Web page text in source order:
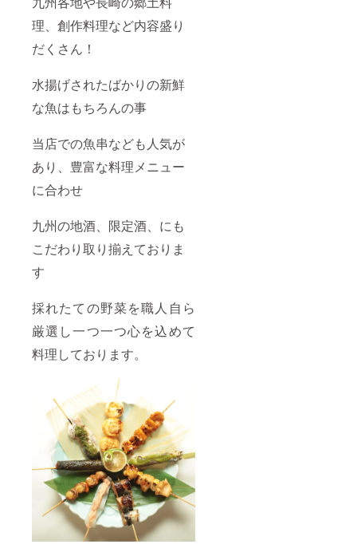
理、創作料理など内容盛り
だくさん！
水揚げされたばかりの新鮮
な魚はもちろんの事
当店での魚串なども人気が
あり、豊富な料理メニュー
に合わせ
九州の地酒、限定酒、にも
こだわり取り揃えておりま
す
採れたての野菜を職人自ら
厳選し一つ一つ心を込めて
料理しております。